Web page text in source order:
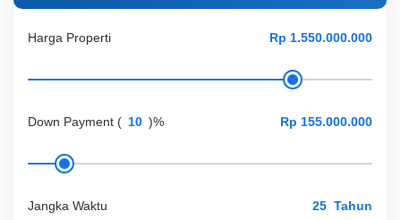
Harga Properti
Down Payment ( )%
Jangka Waktu Tahun